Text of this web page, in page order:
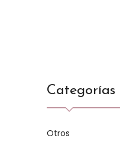
Categorías
Otros